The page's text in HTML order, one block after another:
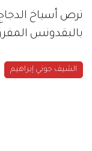
ترص أسياخ
بالبقدونس
الشيف جوني إبراهيم